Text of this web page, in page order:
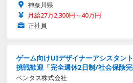
神奈川県
月給27万2,300円～40万円
正社員
ゲーム向けUIデザイナーアシスタン
挑戦歓迎「完全週休2日制/社会保険
ベンタス株式会社